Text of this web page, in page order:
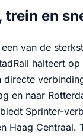
trein en
van de
halteert
directe
en naar
Sprinter-
Haag Centraal.